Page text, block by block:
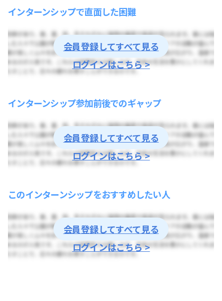
インターンシップで直面した困難
会員登録してすべて見る
ログインはこちら >
インターンシップ参加前後でのギャップ
会員登録してすべて見る
ログインはこちら >
このインターンシップをおすすめしたい人
会員登録してすべて見る
ログインはこちら >